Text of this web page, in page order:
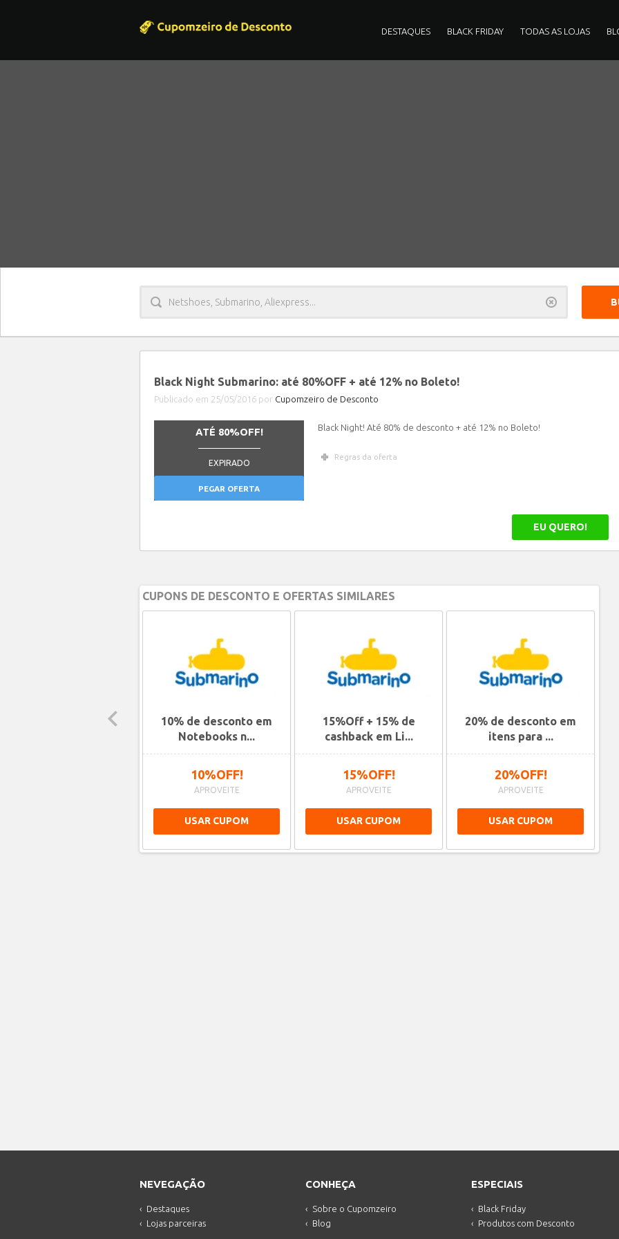
DESTAQUES BLACK FRIDAY TODAS AS LOJAS
Limpar
Black Night Submarino: até 80%OFF + até 12% no Boleto!
Publicado em 25/05/2016 por Cupomzeiro de Desconto
ATÉ 80%OFF!
EXPIRADO
PEGAR OFERTA
Black Night! Até 80% de desconto + até 12% no Boleto!
Regras da oferta
EU QUERO!
CUPONS DE DESCONTO E OFERTAS SIMILARES
10% de desconto em
Notebooks n...
10%OFF!
APROVEITE
USAR CUPOM
15%Off + 15% de
cashback em Li...
15%OFF!
APROVEITE
USAR CUPOM
20% de desconto em
itens para ...
20%OFF!
APROVEITE
USAR CUPOM
NEVEGAÇÃO
Destaques
Lojas parceiras
CONHEÇA
Sobre o Cupomzeiro
Blog
ESPECIAIS
Black Friday
Produtos com Desconto